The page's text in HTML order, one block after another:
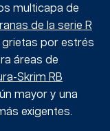
multicapa de
de la serie R
por estrés
áreas de
Skrim RB
mayor y una
exigentes.